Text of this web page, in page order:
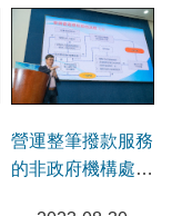
營運整筆撥款服務
的非政府機構處理